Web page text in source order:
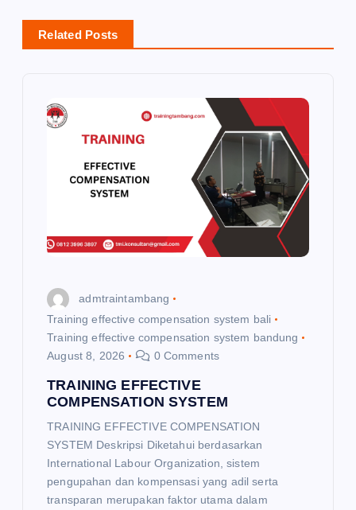
a
v
Related Posts
admtraintambang
Training effective compensation system bali
Training effective compensation system bandung
August 8, 2026
0 Comments
TRAINING EFFECTIVE
COMPENSATION SYSTEM
TRAINING EFFECTIVE COMPENSATION
SYSTEM Deskripsi Diketahui berdasarkan
International Labour Organization, sistem
pengupahan dan kompensasi yang adil serta
transparan merupakan faktor utama dalam